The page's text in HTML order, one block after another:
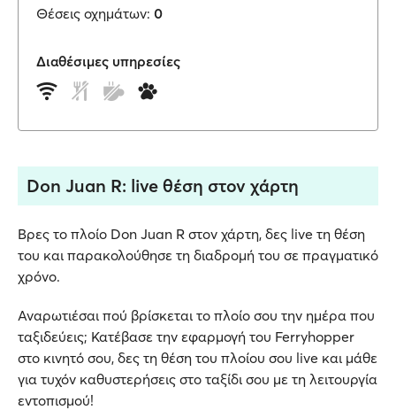
Θέσεις οχημάτων: 0
Διαθέσιμες υπηρεσίες
Don Juan R: live θέση στον χάρτη
Βρες το πλοίο Don Juan R στον χάρτη, δες live τη θέση
του και παρακολούθησε τη διαδρομή του σε πραγματικό
χρόνο.
Αναρωτιέσαι πού βρίσκεται το πλοίο σου την ημέρα που
ταξιδεύεις; Κατέβασε την εφαρμογή του Ferryhopper
στο κινητό σου, δες τη θέση του πλοίου σου live και μάθε
για τυχόν καθυστερήσεις στο ταξίδι σου με τη λειτουργία
εντοπισμού!